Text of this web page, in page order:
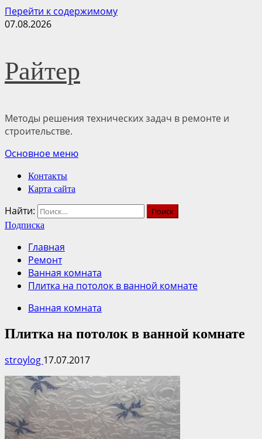
Перейти к содержимому
07.08.2026
Райтер
Методы решения технических задач в ремонте и
строительстве.
Основное меню
Контакты
Карта сайта
Найти:
Подписка
Главная
Ремонт
Ванная комната
Плитка на потолок в ванной комнате
Ванная комната
Плитка на потолок в ванной комнате
stroylog 17.07.2017